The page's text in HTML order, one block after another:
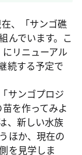
、「サンゴ礁
んでいます。こ
リニューアル
続する予定で
サンゴプロジ
を作ってみよ
、新しい水族
ほか、現在の
を見学しま